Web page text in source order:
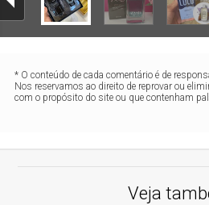
* O conteúdo de cada comentário é de
Nos reservamos ao direito de reprovar ou
com o propósito do site ou que contenham
Veja